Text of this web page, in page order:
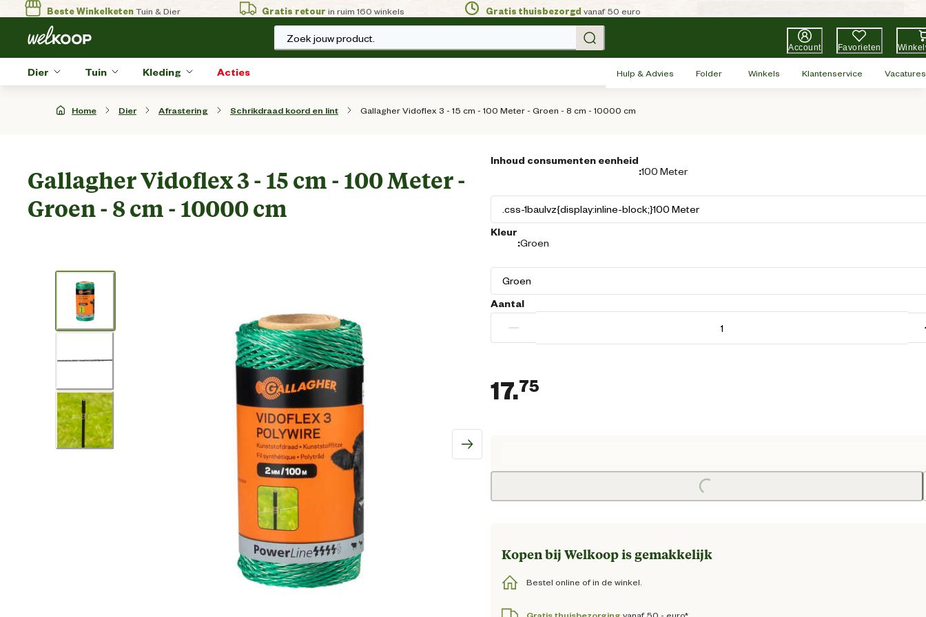
Beste WinkelketenTuin & Dier Gratis retour in ruim 160 winkels Gratis thuisbezorgd vanaf 50 euro
Zoek jouw product.
Account Favorieten
Dier Tuin Kleding Acties Hulp & Advies Folder Winkels Klantenservice Vacatures
Home Dier Afrastering Schrikdraad koord en lint Gallagher Vidoflex 3 - 15 cm - 100 Meter - Groen - 8 cm - 10000 cm
Gallagher Vidoflex 3 - 15 cm - 100 Meter -
Groen - 8 cm - 10000 cm
Inhoud consumenten eenheid
:100 Meter
Kleur
:Groen
Aantal
−
17.75
Loading...
Kopen bij Welkoop is gemakkelijk
Bestel online of in de winkel.